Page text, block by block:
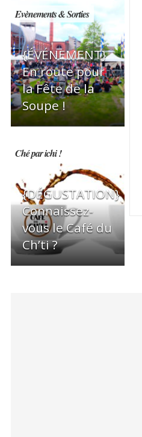
Evènements & Sorties
{ÉVÉNEMENT}
En route pour
la Fête de la
Soupe !
Ché par ichi !
{DÉGUSTATION}
Connaissez-
vous le Café du
Ch’ti ?